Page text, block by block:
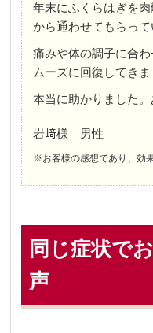
年末にふくらはぎを
から通わせてもらって
痛みや体の調子に合
ムーズに回復してきま
本当に助かりました。
岩﨑様 男性
※お客様の感想であり、効
同じ症状で
声